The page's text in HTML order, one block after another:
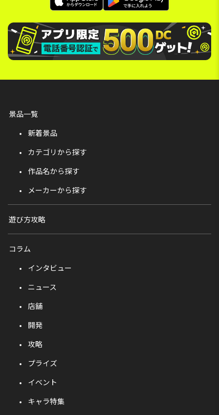
景品一覧
新着景品
カテゴリから探す
作品名から探す
メーカーから探す
遊び方攻略
コラム
インタビュー
ニュース
店舗
開発
攻略
プライズ
イベント
キャラ特集